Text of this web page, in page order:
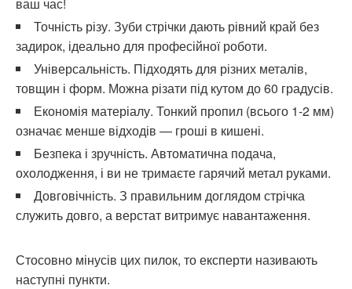
Точність різу. Зуби стрічки дають рівний край без
задирок, ідеально для професійної роботи.
Універсальність. Підходять для різних металів,
товщин і форм. Можна різати під кутом до 60 градусів.
Економія матеріалу. Тонкий пропил (всього 1-2 мм)
означає менше відходів — гроші в кишені.
Безпека і зручність. Автоматична подача,
охолодження, і ви не тримаєте гарячий метал руками.
Довговічність. З правильним доглядом стрічка
служить довго, а верстат витримує навантаження.
Стосовно мінусів цих пилок, то експерти називають
наступні пункти.